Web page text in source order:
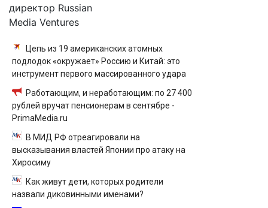
директор Russian
Media Ventures
Цепь из 19 американских атомных
подлодок «окружает» Россию и Китай: это
инструмент первого массированного удара
Работающим, и неработающим: по 27 400
рублей вручат пенсионерам в сентябре -
PrimaMedia.ru
В МИД РФ отреагировали на
высказывания властей Японии про атаку на
Хиросиму
Как живут дети, которых родители
назвали диковинными именами?